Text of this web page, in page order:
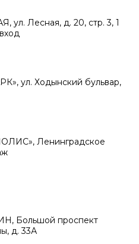
Лесная, д. 20, стр. 3, 1
ул. Ходынский бульвар,
Ленинградское
Большой проспект
д. 33А